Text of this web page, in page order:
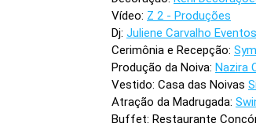
Vídeo: Z 2 - Produções
Dj: Juliene Carvalho Eventos
Cerimônia e Recepção:
Produção da Noiva: Nazira
Vestido: Casa das Noivas
Atração da Madrugada:
Buffet: Restaurante